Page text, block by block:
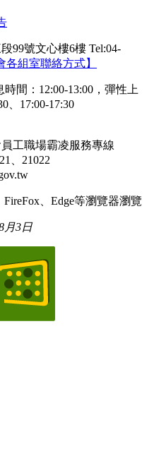
99號文心樓6樓 Tel:04-
各組室聯絡方式】
間：12:00-13:00，彈性上
、17:00-17:30
工職場霸凌服務專線
、21022
、Edge等瀏覽器瀏覽
月3日